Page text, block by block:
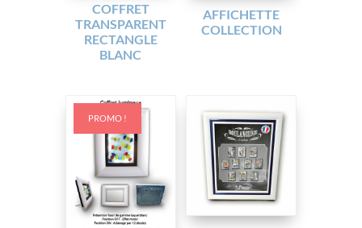
COFFRET
TRANSPARENT
RECTANGLE
BLANC
AFFICHETTE
COLLECTION
PROMO !